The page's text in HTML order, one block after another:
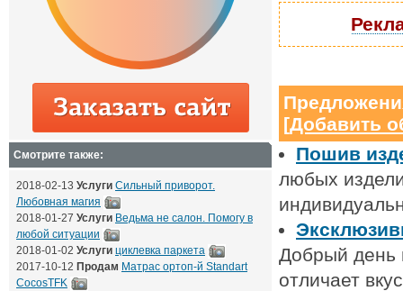
[Добавить
Пошив
любых
Добрый день
отличает
Смотрите также:
2018-02-13 Услуги Сильный приворот.
Любовная магия
2018-01-27 Услуги Ведьма не салон. Помогу в
любой ситуации
2018-01-02 Услуги циклевка паркета
2017-10-12 Продам Матрас ортоп-й Standart
CocosTFK